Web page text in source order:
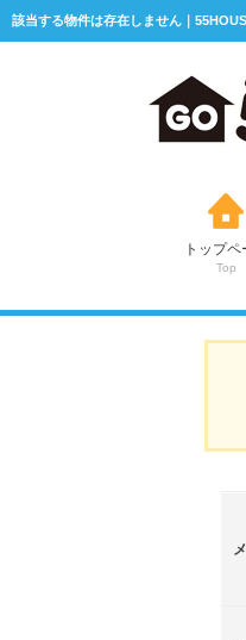
該当する物件は存在しません｜
トップペ
Top